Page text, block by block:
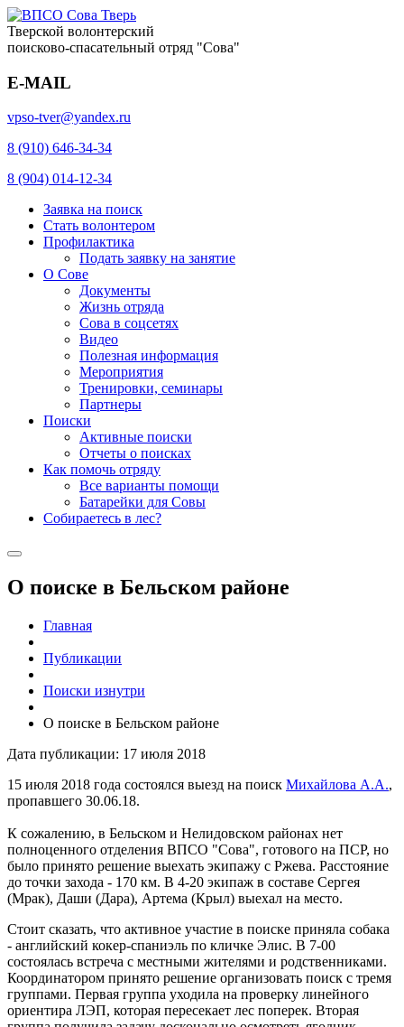
Тверской волонтерский
поисково-спасательный отряд "Сова"
E-MAIL
vpso-tver@yandex.ru
8 (910) 646-34-34
8 (904) 014-12-34
Заявка на поиск
Стать волонтером
Профилактика
Подать заявку на занятие
О Сове
Документы
Жизнь отряда
Сова в соцсетях
Видео
Полезная информация
Мероприятия
Тренировки, семинары
Партнеры
Поиски
Активные поиски
Отчеты о поисках
Как помочь отряду
Все варианты помощи
Батарейки для Совы
Собираетесь в лес?
О поиске в Бельском районе
Главная
Публикации
Поиски изнутри
О поиске в Бельском районе
Дата публикации: 17 июля 2018
15 июля 2018 года состоялся выезд на поиск Михайлова А.А.,
пропавшего 30.06.18.
К сожалению, в Бельском и Нелидовском районах нет
полноценного отделения ВПСО "Сова", готового на ПСР, но
было принято решение выехать экипажу с Ржева. Расстояние
до точки захода - 170 км. В 4-20 экипаж в составе Сергея
(Мрак), Даши (Дара), Артема (Крыл) выехал на место.
Стоит сказать, что активное участие в поиске приняла собака
- английский кокер-спаниэль по кличке Элис. В 7-00
состоялась встреча с местными жителями и родственниками.
Координатором принято решение организовать поиск с тремя
группами. Первая группа уходила на проверку линейного
ориентира ЛЭП, которая пересекает лес поперек. Вторая